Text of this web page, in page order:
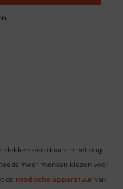
plekken een doorn in het oog.
meer mensen kiezen voor
de medische apparatuur van